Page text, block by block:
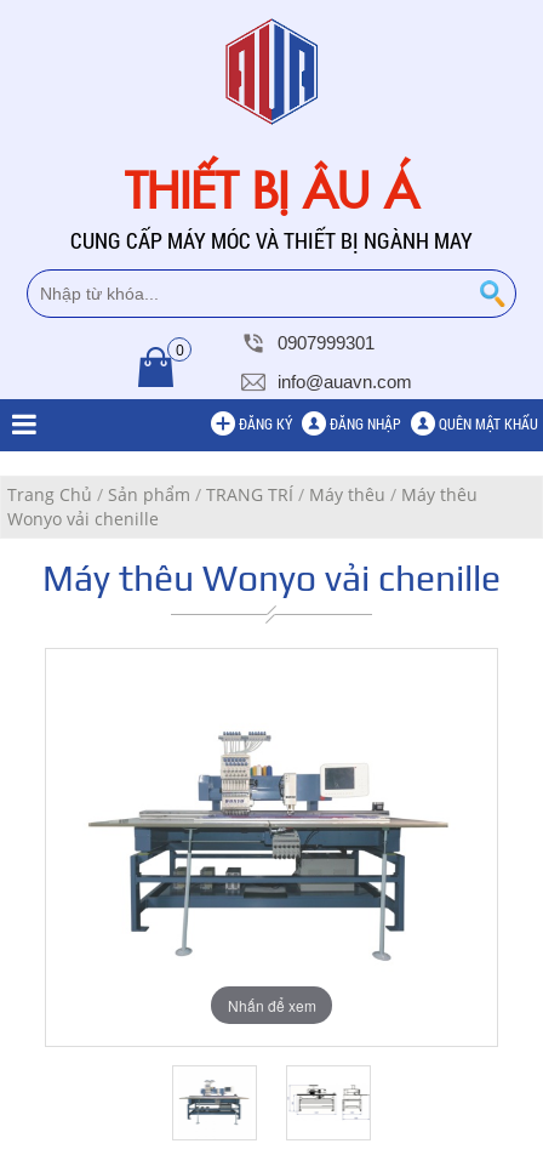
THIẾT BỊ ÂU Á
CUNG CẤP MÁY MÓC VÀ THIẾT BỊ NGÀNH MAY
0
0907999301
info@auavn.com
ĐĂNG KÝ ĐĂNG NHẬP QUÊN MẬT KHẨU
Trang Chủ / Sản phẩm / TRANG TRÍ / Máy thêu / Máy thêu
Wonyo vải chenille
Máy thêu Wonyo vải chenille
Nhấn để xem
Nhấn để xem